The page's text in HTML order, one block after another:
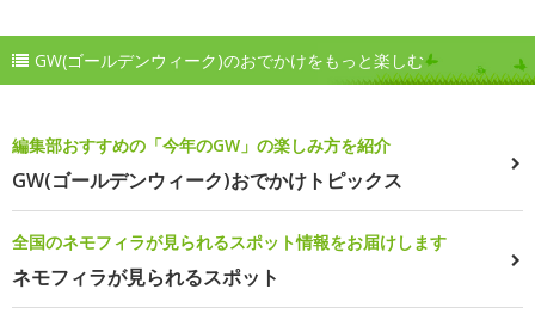
GW(ゴールデンウィーク)のおでかけをもっと楽しむ
編集部おすすめの「今年のGW」の楽しみ方を紹介
GW(ゴールデンウィーク)おでかけトピックス
全国のネモフィラが見られるスポット情報をお届けします
ネモフィラが見られるスポット